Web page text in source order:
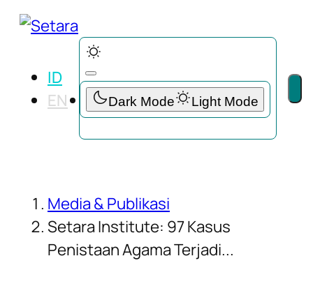
ID
EN
Media & Publikasi
Setara Institute: 97 Kasus
Penistaan Agama Terjadi...